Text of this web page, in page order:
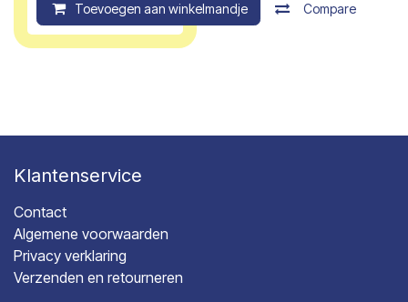
Toevoegen aan winkelmandje Compare
Klantenservice
Contact
Algemene voorwaarden
Privacy verklaring
Verzenden en retourneren